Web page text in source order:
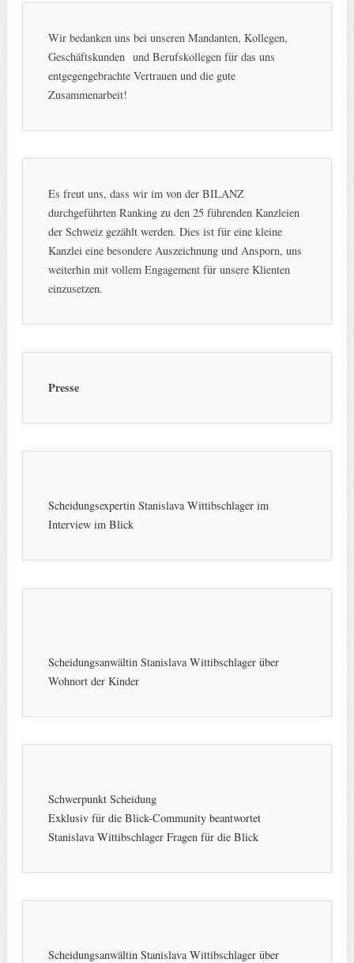
Wir bedanken uns bei unseren Mandanten, Kollegen,
Geschäftskunden und Berufskollegen für das uns
entgegengebrachte Vertrauen und die gute
Zusammenarbeit!
Es freut uns, dass wir im von der BILANZ
durchgeführten Ranking zu den 25 führenden Kanzleien
der Schweiz gezählt werden. Dies ist für eine kleine
Kanzlei eine besondere Auszeichnung und Ansporn, uns
weiterhin mit vollem Engagement für unsere Klienten
einzusetzen.
Presse
Scheidungsexpertin Stanislava Wittibschlager im
Interview im Blick
Scheidungsanwältin Stanislava Wittibschlager über
Wohnort der Kinder
Schwerpunkt Scheidung
Exklusiv für die Blick-Community beantwortet
Stanislava Wittibschlager Fragen für die Blick
Scheidungsanwältin Stanislava Wittibschlager über